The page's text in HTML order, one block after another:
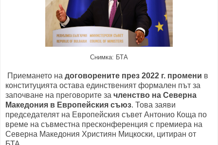
Снимка: БТА
Приемането на договорените през 2022 г. промени в
конституцията остава единственият формален път за
започване на преговорите за членство на Северна
Македония в Европейския съюз. Това заяви
председателят на Европейския съвет Антонио Коща по
време на съвместна пресконференция с премиера на
Северна Македония Християн Мицкоски, цитиран от